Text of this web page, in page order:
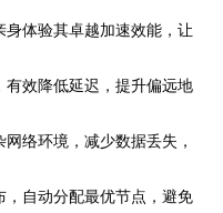
身体验其卓越加速效能，让
有效降低延迟，提升偏远地
网络环境，减少数据丢失，
，自动分配最优节点，避免